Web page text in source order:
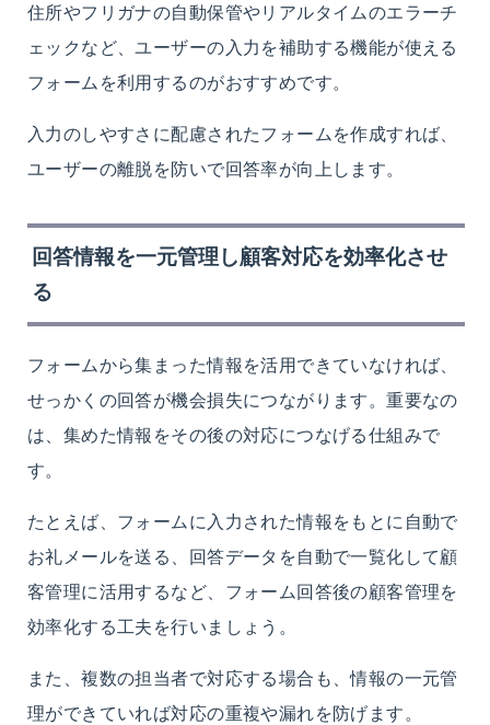
住所やフリガナの自動保管やリアルタイムのエラーチ
ェックなど、ユーザーの入力を補助する機能が使える
フォームを利用するのがおすすめです。
入力のしやすさに配慮されたフォームを作成すれば、
ユーザーの離脱を防いで回答率が向上します。
回答情報を一元管理し顧客対応を効率化させ
る
フォームから集まった情報を活用できていなければ、
せっかくの回答が機会損失につながります。重要なの
は、集めた情報をその後の対応につなげる仕組みで
す。
たとえば、フォームに入力された情報をもとに自動で
お礼メールを送る、回答データを自動で一覧化して顧
客管理に活用するなど、フォーム回答後の顧客管理を
効率化する工夫を行いましょう。
また、複数の担当者で対応する場合も、情報の一元管
理ができていれば対応の重複や漏れを防げます。